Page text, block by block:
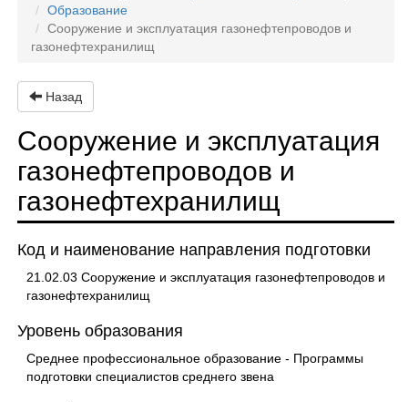
Образование
Сооружение и эксплуатация газонефтепроводов и
газонефтехранилищ
Назад
Сооружение и эксплуатация
газонефтепроводов и
газонефтехранилищ
Код и наименование направления подготовки
21.02.03 Сооружение и эксплуатация газонефтепроводов и
газонефтехранилищ
Уровень образования
Среднее профессиональное образование - Программы
подготовки специалистов среднего звена